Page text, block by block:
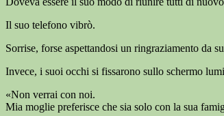
Il suo telefono vibrò.
Sorrise, forse aspettandosi un ringraziamento da
Invece, i suoi occhi si fissarono sullo schermo
«Non verrai con noi.
Mia moglie preferisce che sia solo con la sua